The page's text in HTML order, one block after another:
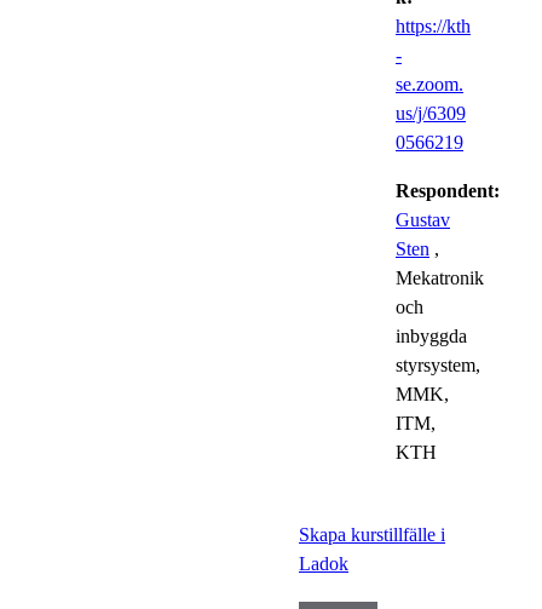
https://kth
-
se.zoom.
us/j/6309
0566219
Respondent:
Gustav
Sten ,
Mekatronik
och
inbyggda
styrsystem,
MMK,
ITM,
KTH
Skapa kurstillfälle i
Ladok